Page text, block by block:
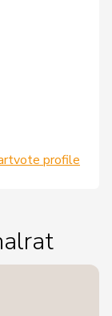
profile